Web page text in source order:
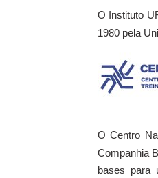
O Instituto
1980 pela
O Centro
Companhia
bases para